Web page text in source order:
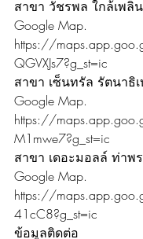
สาขา วัชรพล ใกล้เพลิ
Google Map.
https://
QGVXJs7?g_st=ic
สาขา เซ็นทรัล รัตนาธิ
Google Map.
https://
M1mwe7?g_st=ic
สาขา เดอะมอลล์ ท่าพ
Google Map.
https://
41cC8?g_st=ic
ข้อมูลติดต่อ